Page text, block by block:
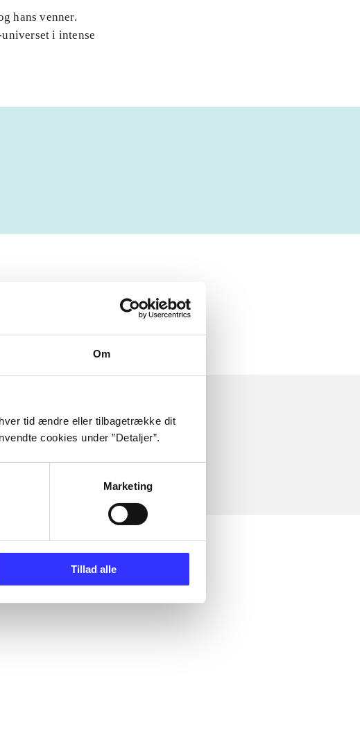
Om
tid ændre eller tilbagetrække dit
cookies under ”Detaljer”.
Marketing
Tillad alle
hans venner.
i intense